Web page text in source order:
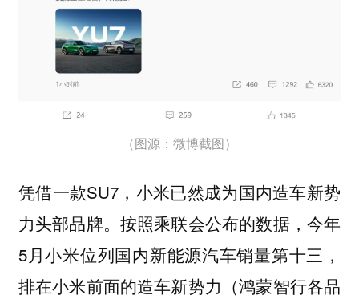
（图源：微博截图）
凭借一款SU7，小米已然成为国内造车新势
力头部品牌。按照乘联会公布的数据，今年
5月小米位列国内新能源汽车销量第十三，
排在小米前面的造车新势力（鸿蒙智行各品